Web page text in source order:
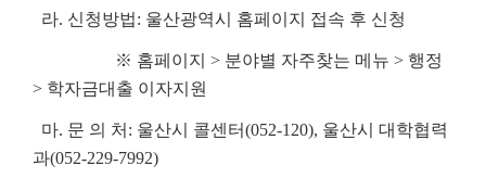
라. 신청방법: 울산광역시 홈페이지 접속 후 신청
※ 홈페이지 > 분야별 자주찾는 메뉴 > 행정
> 학자금대출 이자지원
마. 문 의 처: 울산시 콜센터(052-120), 울산시 대학협력
과(052-229-7992)